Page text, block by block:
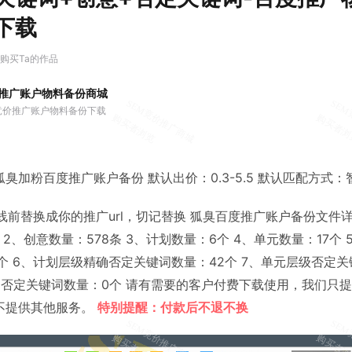
载
买Ta的作品
广账户物料备份商城
推广账户物料备份下载
臭加粉百度推广账户备份 默认出价：0.3-5.5 默认匹配方式：
前替换成你的推广url，切记替换 狐臭百度推广账户备份文件
2、创意数量：578条 3、计划数量：6个 4、单元数量：17个
6、计划层级精确否定关键词数量：42个 7、单元层级否定
定关键词数量：0个 请有需要的客户付费下载使用，我们只
供其他服务。 特别提醒：付款后不退不换